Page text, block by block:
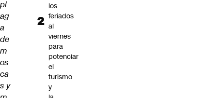
pl
ag
a
de
m
os
ca
s y
los
feriados
al
viernes
para
potenciar
el
turismo
y